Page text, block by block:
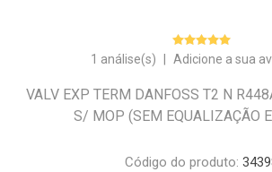
1 análise(s) Adicione a sua
VALV EXP TERM DANFOSS T2 N
S/ MOP (SEM EQUALIZAÇÃO
Código do produto: